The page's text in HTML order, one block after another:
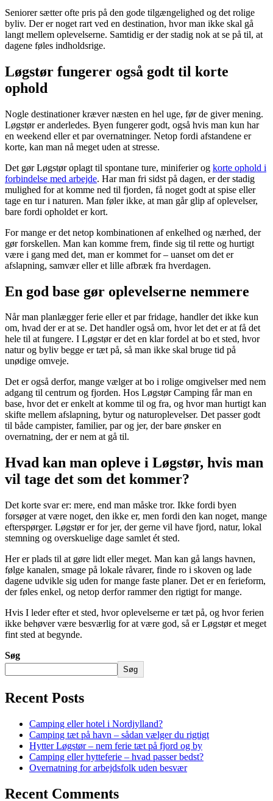
Seniorer sætter ofte pris på den gode tilgængelighed og det rolige
byliv. Der er noget rart ved en destination, hvor man ikke skal gå
langt mellem oplevelserne. Samtidig er der stadig nok at se på til, at
dagene føles indholdsrige.
Løgstør fungerer også godt til korte
ophold
Nogle destinationer kræver næsten en hel uge, før de giver mening.
Løgstør er anderledes. Byen fungerer godt, også hvis man kun har
en weekend eller et par overnatninger. Netop fordi afstandene er
korte, kan man nå meget uden at stresse.
Det gør Løgstør oplagt til spontane ture, miniferier og korte ophold i
forbindelse med arbejde. Har man fri sidst på dagen, er der stadig
mulighed for at komme ned til fjorden, få noget godt at spise eller
tage en tur i naturen. Man føler ikke, at man går glip af oplevelser,
bare fordi opholdet er kort.
For mange er det netop kombinationen af enkelhed og nærhed, der
gør forskellen. Man kan komme frem, finde sig til rette og hurtigt
være i gang med det, man er kommet for – uanset om det er
afslapning, samvær eller et lille afbræk fra hverdagen.
En god base gør oplevelserne nemmere
Når man planlægger ferie eller et par fridage, handler det ikke kun
om, hvad der er at se. Det handler også om, hvor let det er at få det
hele til at fungere. I Løgstør er det en klar fordel at bo et sted, hvor
natur og byliv begge er tæt på, så man ikke skal bruge tid på
unødige omveje.
Det er også derfor, mange vælger at bo i rolige omgivelser med nem
adgang til centrum og fjorden. Hos Løgstør Camping får man en
base, hvor det er enkelt at komme til og fra, og hvor man hurtigt kan
skifte mellem afslapning, bytur og naturoplevelser. Det passer godt
til både campister, familier, par og jer, der bare ønsker en
overnatning, der er nem at gå til.
Hvad kan man opleve i Løgstør, hvis man
vil tage det som det kommer?
Det korte svar er: mere, end man måske tror. Ikke fordi byen
forsøger at være noget, den ikke er, men fordi den kan noget, mange
efterspørger. Løgstør er for jer, der gerne vil have fjord, natur, lokal
stemning og overskuelige dage samlet ét sted.
Her er plads til at gøre lidt eller meget. Man kan gå langs havnen,
følge kanalen, smage på lokale råvarer, finde ro i skoven og lade
dagene udvikle sig uden for mange faste planer. Det er en ferieform,
der føles enkel, og netop derfor rammer den rigtigt for mange.
Hvis I leder efter et sted, hvor oplevelserne er tæt på, og hvor ferien
ikke behøver være besværlig for at være god, så er Løgstør et meget
fint sted at begynde.
Søg
Søg
Recent Posts
Camping eller hotel i Nordjylland?
Camping tæt på havn – sådan vælger du rigtigt
Hytter Løgstør – nem ferie tæt på fjord og by
Camping eller hytteferie – hvad passer bedst?
Overnatning for arbejdsfolk uden besvær
Recent Comments